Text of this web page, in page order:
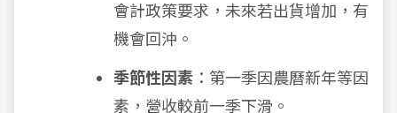
會計政策要求，未來若出貨增加，有
機會回沖。
季節性因素 ：第一季因農曆新年等因
素，營收較前一季下滑。